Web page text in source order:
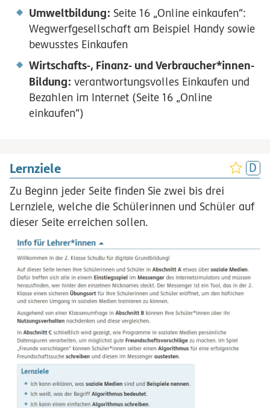
Umweltbildung: Seite 16 „Online einkaufen“:
Wegwerfgesellschaft am Beispiel Handy sowie
bewusstes Einkaufen
Wirtschafts-, Finanz- und Verbraucher*innen-
Bildung: verantwortungsvolles Einkaufen und
Bezahlen im Internet (Seite 16 „Online
einkaufen“)
Lernziele
Zu Beginn jeder Seite finden Sie zwei bis drei
Lernziele, welche die Schülerinnen und Schüler auf
dieser Seite erreichen sollen.